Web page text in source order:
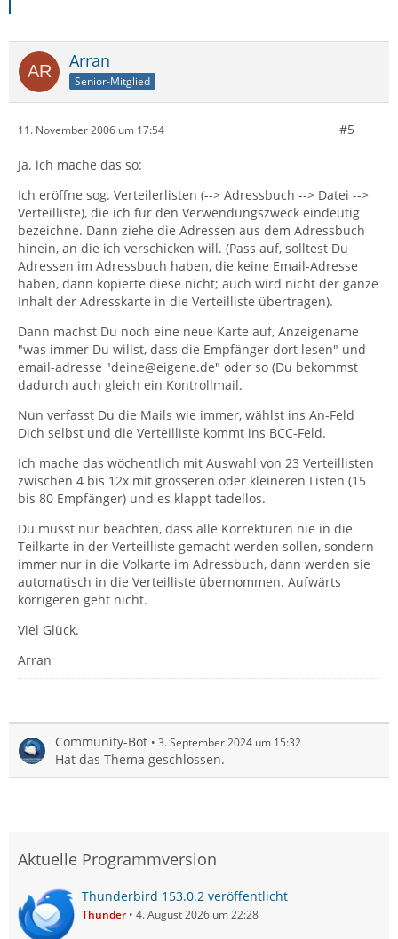
Arran
Senior-Mitglied
11. November 2006 um 17:54 #5
Ja. ich mache das so:
Ich eröffne sog. Verteilerlisten (--> Adressbuch --> Datei -->
Verteilliste), die ich für den Verwendungszweck eindeutig
bezeichne. Dann ziehe die Adressen aus dem Adressbuch
hinein, an die ich verschicken will. (Pass auf, solltest Du
Adressen im Adressbuch haben, die keine Email-Adresse
haben, dann kopierte diese nicht; auch wird nicht der ganze
Inhalt der Adresskarte in die Verteilliste übertragen).
Dann machst Du noch eine neue Karte auf, Anzeigename
"was immer Du willst, dass die Empfänger dort lesen" und
email-adresse "deine@eigene.de" oder so (Du bekommst
dadurch auch gleich ein Kontrollmail.
Nun verfasst Du die Mails wie immer, wählst ins An-Feld
Dich selbst und die Verteilliste kommt ins BCC-Feld.
Ich mache das wöchentlich mit Auswahl von 23 Verteillisten
zwischen 4 bis 12x mit grösseren oder kleineren Listen (15
bis 80 Empfänger) und es klappt tadellos.
Du musst nur beachten, dass alle Korrekturen nie in die
Teilkarte in der Verteilliste gemacht werden sollen, sondern
immer nur in die Volkarte im Adressbuch, dann werden sie
automatisch in die Verteilliste übernommen. Aufwärts
korrigeren geht nicht.
Viel Glück.
Arran
Community-Bot 3. September 2024 um 15:32
Hat das Thema geschlossen.
Aktuelle Programmversion
Thunderbird 153.0.2 veröffentlicht
Thunder 4. August 2026 um 22:28